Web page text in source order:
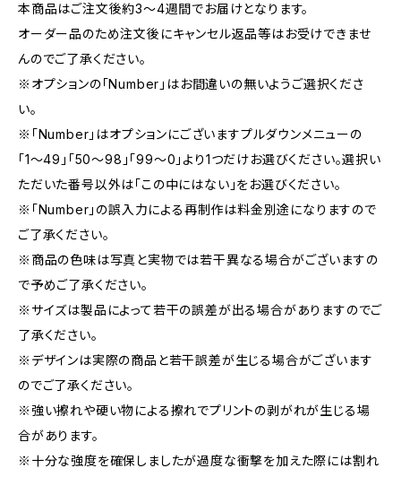
本商品はご注文後約3〜4週間でお届けとなります。
オーダー品のため注文後にキャンセル返品等はお受けできませ
んのでご了承ください。
※オプションの「Number」はお間違いの無いようご選択くださ
い。
※「Number」はオプションにございますプルダウンメニューの
「1〜49」「50〜98」「99〜0」より1つだけお選びください。選択い
ただいた番号以外は「この中にはない」をお選びください。
※「Number」の誤入力による再制作は料金別途になりますので
ご了承ください。
※商品の色味は写真と実物では若干異なる場合がございますの
で予めご了承ください。
※サイズは製品によって若干の誤差が出る場合がありますのでご
了承ください。
※デザインは実際の商品と若干誤差が生じる場合がございます
のでご了承ください。
※強い擦れや硬い物による擦れでプリントの剥がれが生じる場
合があります。
※十分な強度を確保しましたが過度な衝撃を加えた際には割れ